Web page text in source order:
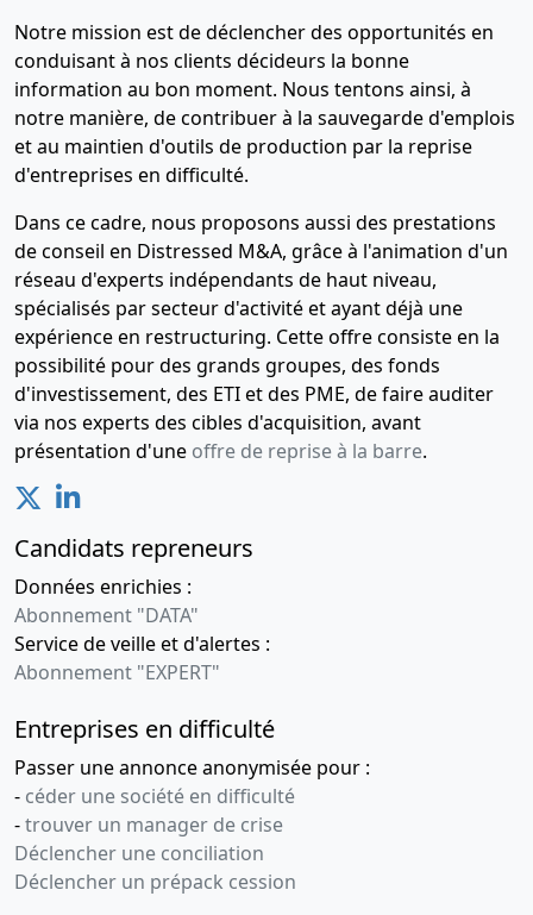
Notre mission est de déclencher des opportunités en
conduisant à nos clients décideurs la bonne
information au bon moment. Nous tentons ainsi, à
notre manière, de contribuer à la sauvegarde d'emplois
et au maintien d'outils de production par la reprise
d'entreprises en difficulté.
Dans ce cadre, nous proposons aussi des prestations
de conseil en Distressed M&A, grâce à l'animation d'un
réseau d'experts indépendants de haut niveau,
spécialisés par secteur d'activité et ayant déjà une
expérience en restructuring. Cette offre consiste en la
possibilité pour des grands groupes, des fonds
d'investissement, des ETI et des PME, de faire auditer
via nos experts des cibles d'acquisition, avant
présentation d'une offre de reprise à la barre.
Candidats repreneurs
Données enrichies :
Abonnement "DATA"
Service de veille et d'alertes :
Abonnement "EXPERT"
Entreprises en difficulté
Passer une annonce anonymisée pour :
- céder une société en difficulté
-trouver un manager de crise
Déclencher une conciliation
Déclencher un prépack cession